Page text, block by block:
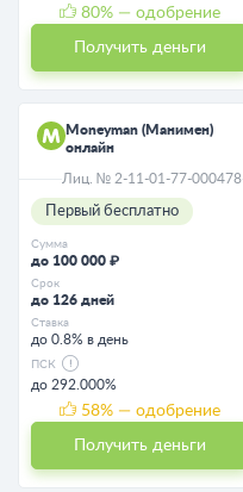
80% — одобрение
Получить деньги
Moneyman (Манимен)
онлайн
Лиц. № 2-11-01-77-000478
Первый бесплатно
Сумма
до 100 000 ₽
Срок
до 126 дней
Ставка
до 0.8% в день
ПСК
до 292.000%
58% — одобрение
Получить деньги